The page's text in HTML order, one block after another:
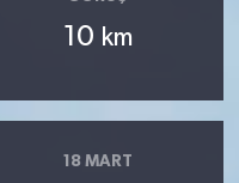
10 km
18 MART